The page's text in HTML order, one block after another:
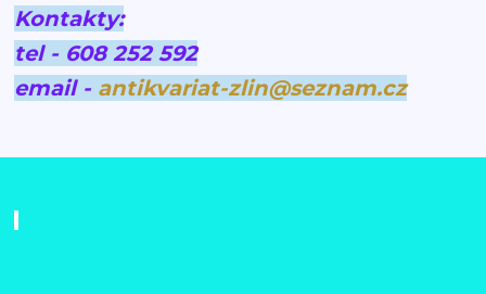
Kontakty:
tel - 608 252 592
email - antikvariat-zlin@seznam.cz